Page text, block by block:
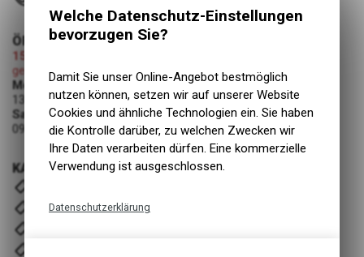
KATEGORIEN
Velos
ÖFFNUNGSZEITEN
15.08.2026 (Mariä Himmelfahrt)
geschlossen
Montag - Freitag
13:00 - 19:00 Uhr
Samstag
09:00 - 12:00 Uhr
Welche Datenschutz-Einstellungen
bevorzugen Sie?
Damit Sie unser Online-Angebot bestmöglich
nutzen können, setzen wir auf unserer Website
Cookies und ähnliche Technologien ein. Sie haben
die Kontrolle darüber, zu welchen Zwecken wir
Ihre Daten verarbeiten dürfen. Eine kommerzielle
Verwendung ist ausgeschlossen.
Datenschutzerklärung